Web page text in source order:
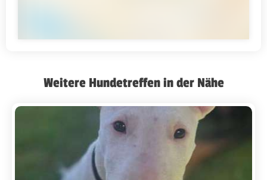
Weitere Hundetreffen in der Nähe